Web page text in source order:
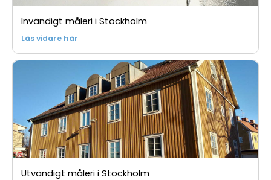
Invändigt måleri i Stockholm
Läs vidare här
Utvändigt måleri i Stockholm